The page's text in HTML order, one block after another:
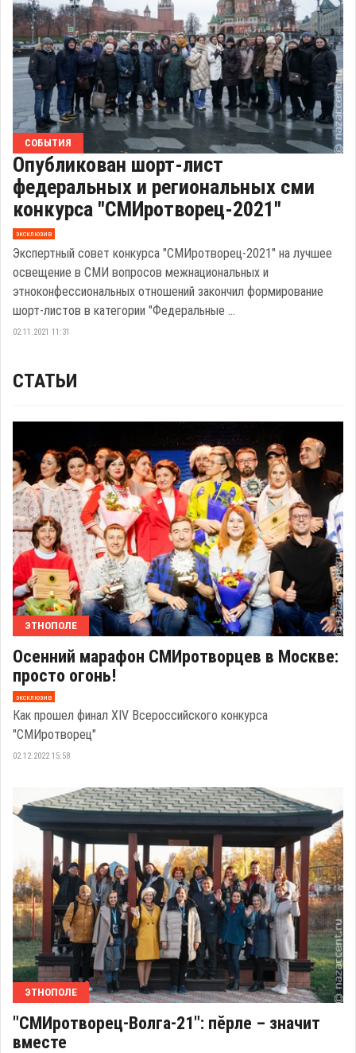
СОБЫТИЯ
Опубликован шорт-лист
федеральных и региональных сми
конкурса "СМИротворец-2021"
эксклюзив
Экспертный совет конкурса "СМИротворец-2021" на лучшее
освещение в СМИ вопросов межнациональных и
этноконфессиональных отношений закончил формирование
шорт-листов в категории "Федеральные ...
02.11.2021 11:31
СТАТЬИ
ЭТНОПОЛЕ
Осенний марафон СМИротворцев в Москве:
просто огонь!
эксклюзив
Как прошел финал XIV Всероссийского конкурса
"СМИротворец"
02.12.2022 15:58
ЭТНОПОЛЕ
"СМИротворец-Волга-21": пӗрле – значит
вместе